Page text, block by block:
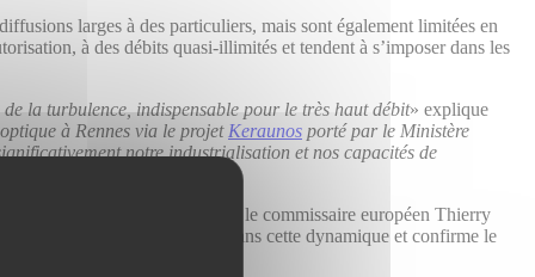
larges à des particuliers, mais sont également limitées en
à des débits quasi-illimités et tendent à s’imposer dans les
la turbulence, indispensable pour le très haut débit» explique
à Rennes via le projet Keraunos porté par le Ministère
notre industrialisation et nos capacités de
libre. Comme l’a annoncé le commissaire européen Thierry
projet CROCUS s’inscrit dans cette dynamique et confirme le